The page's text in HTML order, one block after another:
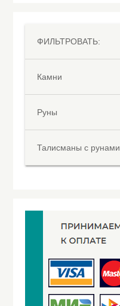
ФИЛЬТРОВАТЬ:
Камни
Руны
Талисманы с рунами